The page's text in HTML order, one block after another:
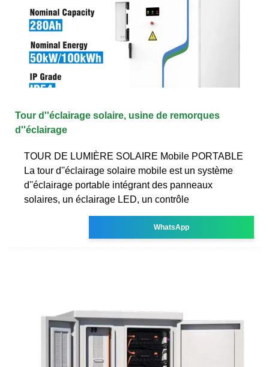
Tour d''éclairage solaire, usine de remorques
d''éclairage
TOUR DE LUMIÈRE SOLAIRE Mobile PORTABLE
La tour d''éclairage solaire mobile est un système
d''éclairage portable intégrant des panneaux
solaires, un éclairage LED, un contrôle
WhatsApp